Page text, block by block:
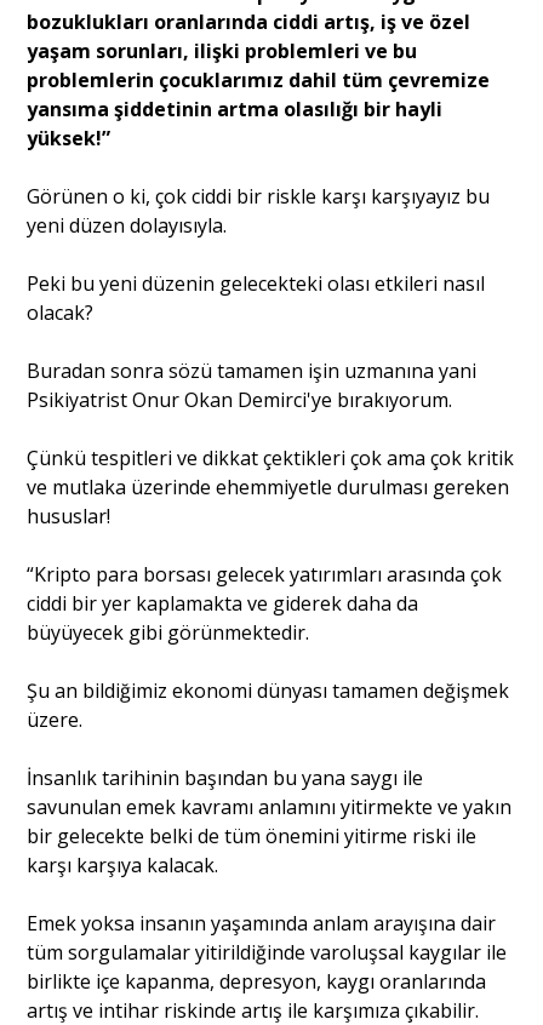
bozuklukları oranlarında ciddi artış, iş ve özel
yaşam sorunları, ilişki problemleri ve bu
problemlerin çocuklarımız dahil tüm çevremize
yansıma şiddetinin artma olasılığı bir hayli
yüksek!”
Görünen o ki, çok ciddi bir riskle karşı karşıyayız bu
yeni düzen dolayısıyla.
Peki bu yeni düzenin gelecekteki olası etkileri nasıl
olacak?
Buradan sonra sözü tamamen işin uzmanına yani
Psikiyatrist Onur Okan Demirci'ye bırakıyorum.
Çünkü tespitleri ve dikkat çektikleri çok ama çok kritik
ve mutlaka üzerinde ehemmiyetle durulması gereken
hususlar!
“Kripto para borsası gelecek yatırımları arasında çok
ciddi bir yer kaplamakta ve giderek daha da
büyüyecek gibi görünmektedir.
Şu an bildiğimiz ekonomi dünyası tamamen değişmek
üzere.
İnsanlık tarihinin başından bu yana saygı ile
savunulan emek kavramı anlamını yitirmekte ve yakın
bir gelecekte belki de tüm önemini yitirme riski ile
karşı karşıya kalacak.
Emek yoksa insanın yaşamında anlam arayışına dair
tüm sorgulamalar yitirildiğinde varoluşsal kaygılar ile
birlikte içe kapanma, depresyon, kaygı oranlarında
artış ve intihar riskinde artış ile karşımıza çıkabilir.